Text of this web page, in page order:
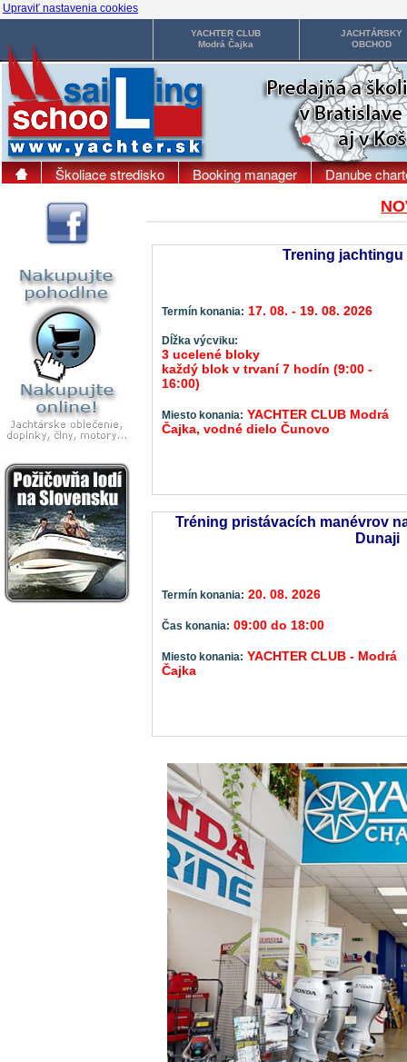
Upraviť nastavenia cookies
YACHTER CLUB
Modrá Čajka
JACHTÁRSKY
OBCHOD
Školiace stredisko Booking manager Danube
Trening jachtingu
Termín konania: 17. 08. - 19. 08. 2026
Dĺžka výcviku:
3 ucelené bloky
každý blok v trvaní 7 hodín (9:00 -
16:00)
Miesto konania: YACHTER CLUB Modrá
Čajka, vodné dielo Čunovo
Tréning pristávacích manévrov
Dunaji
Termín konania: 20. 08. 2026
Čas konania: 09:00 do 18:00
Miesto konania: YACHTER CLUB - Modrá
Čajka